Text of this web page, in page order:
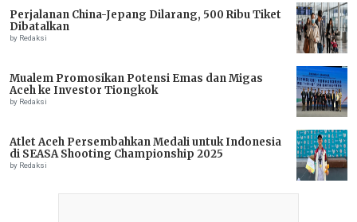
Perjalanan China-Jepang Dilarang, 500 Ribu Tiket
Dibatalkan
by Redaksi
Mualem Promosikan Potensi Emas dan Migas
Aceh ke Investor Tiongkok
by Redaksi
Atlet Aceh Persembahkan Medali untuk Indonesia
di SEASA Shooting Championship 2025
by Redaksi